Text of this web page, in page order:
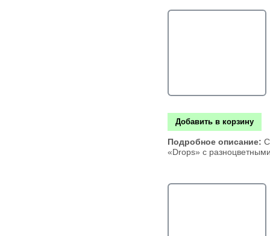
Добавить в корзину
Подробное описание:
«Drops» с